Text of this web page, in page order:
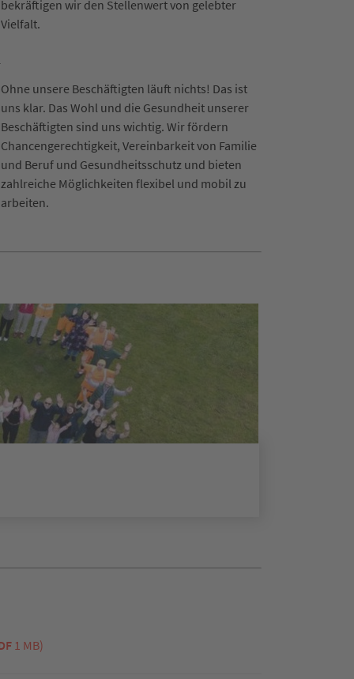
bekräftigen wir den Stellenwert von gelebter
Vielfalt.
Ohne unsere Beschäftigten läuft nichts! Das ist
uns klar. Das Wohl und die Gesundheit unserer
Beschäftigten sind uns wichtig. Wir fördern
Chancengerechtigkeit, Vereinbarkeit von Familie
und Beruf und Gesundheitsschutz und bieten
zahlreiche Möglichkeiten flexibel und mobil zu
arbeiten.
1 MB)